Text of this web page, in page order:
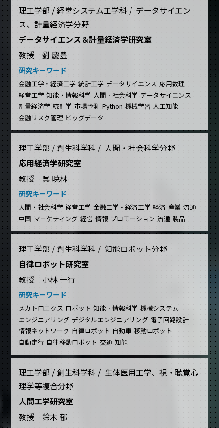
理工学部 / 経営システム工学科 / データサイエン
ス、計量経済学分野
データサイエンス＆計量経済学研究室
教授 劉 慶豊
研究キーワード
金融工学・経済工学 統計工学 データサイエンス 応用数理
経営工学 知能・情報科学 人間・社会科学 データサイエンス
計量経済学 統計学 市場予測 Python 機械学習 人工知能
金融リスク管理 ビッグデータ
理工学部 / 創生科学科 / 人間・社会科学分野
応用経済学研究室
教授 呉 暁林
研究キーワード
人間・社会科学 経営工学 金融工学・経済工学 経済 産業 流通
中国 マーケティング 経営 情報 プロモーション 流通 製品
理工学部 / 創生科学科 / 知能ロボット分野
自律ロボット研究室
教授 小林 一行
研究キーワード
メカトロニクス ロボット 知能・情報科学 機械システム
エンジニアリング デジタルエンジニアリング 電子回路設計
情報ネットワーク 自律ロボット 自動車 移動ロボット
自動走行 自律移動ロボット 交通 知能
理工学部 / 創生科学科 / 生体医用工学、視・聴覚心
理学等複合分野
人間工学研究室
教授 鈴木 郁